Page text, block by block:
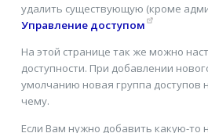
удалить существующую (кроме
Управление доступом
На этой странице так же можно
доступности. При добавлении
умолчанию новая группа доступов
чему.
Если Вам нужно добавить какую-то